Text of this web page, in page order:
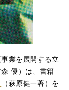
業を展開する立
優）は、書籍
（萩原健一著）を